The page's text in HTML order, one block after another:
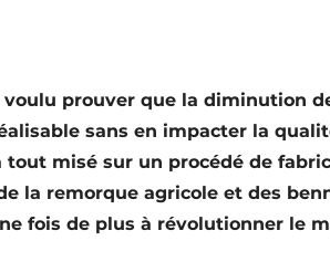
prouver que la diminution
sans en impacter la
misé sur un procédé de
la remorque agricole et des
fois de plus à révolutionner le